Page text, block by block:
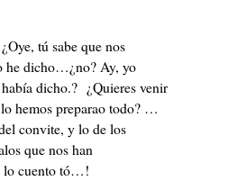
tú sabe que nos
he dicho…¿no? Ay, yo
dicho.? ¿Quieres venir
hemos preparao todo? …
convite, y lo de los
que nos han
lo cuento tó…!